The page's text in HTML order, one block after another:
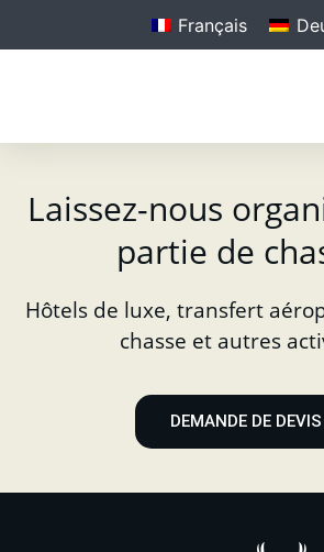
Français
Laissez-nous
partie de
Hôtels de luxe, transfert
chasse et autres
DEMANDE DE DEVIS